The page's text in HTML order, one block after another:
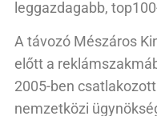
leggazdagabb,
A távozó Mészáros
előtt a
2005-ben
nemzetközi